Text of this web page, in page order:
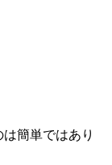
簡単ではあり